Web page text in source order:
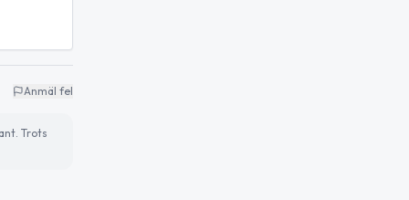
Anmäl fel
Trots